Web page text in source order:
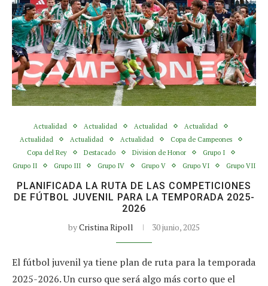
Actualidad Actualidad Actualidad
Actualidad
Actualidad
Actualidad Actualidad
Copa de Campeones
Copa del Rey
Destacado Division de Honor
Grupo I
Grupo II
Grupo III Grupo IV Grupo V Grupo VI Grupo VII
PLANIFICADA LA RUTA DE LAS COMPETICIONES
DE FÚTBOL JUVENIL PARA LA TEMPORADA 2025-
2026
byCristina Ripoll 30 junio, 2025
El fútbol juvenil ya tiene plan de ruta para la temporada
2025-2026. Un curso que será algo más corto que el